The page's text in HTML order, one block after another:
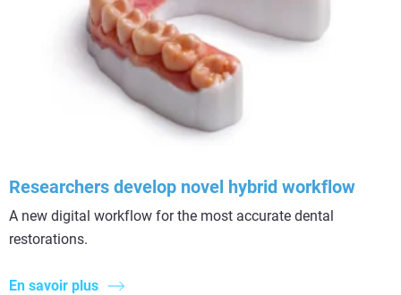
Researchers develop novel hybrid workflow
A new digital workflow for the most accurate dental
restorations.
En savoir plus